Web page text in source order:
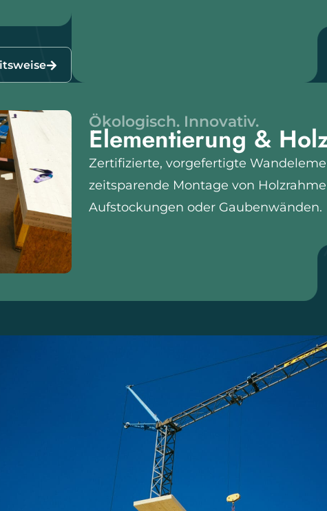
Ökologisch. Innovativ.
Elementierung &
Zertifizierte, vorgefertigte
zeitsparende Montage von
Aufstockungen oder Gaubenwänden.